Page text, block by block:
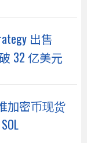
出售
32 亿美元
加密币现货